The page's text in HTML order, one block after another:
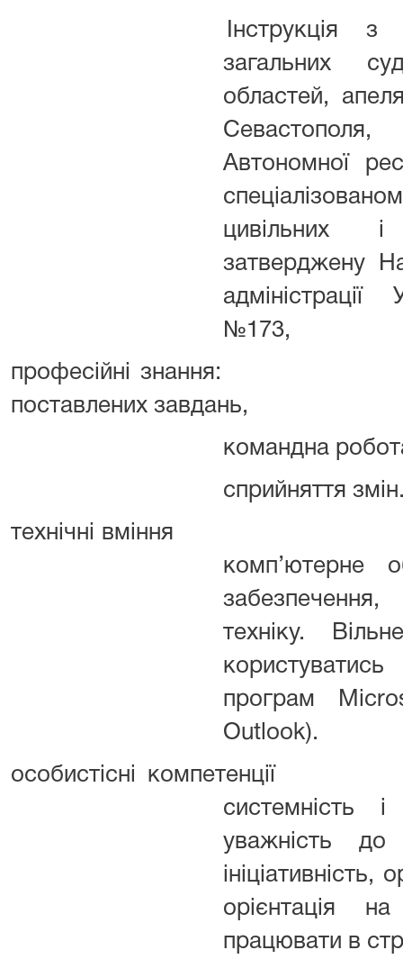
Інструкція
загальних
областей,
Автономної
цивільних
затверджену
№173,
професійні знання:
поставлених завдань,
командна
сприйняття
технічні вміння
комп’ютерне
техніку.
програм
Outlook).
особистісні компетенції
системність
уважність до
ініціативність,
орієнтація
працювати в